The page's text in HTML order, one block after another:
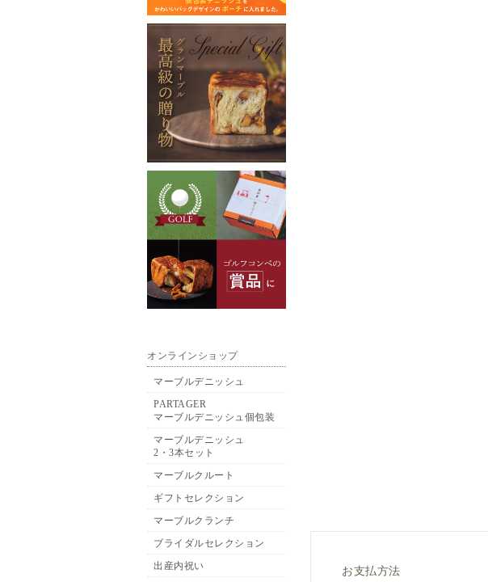
オンラインショップ
マーブルデニッシュ
PARTAGER
マーブルデニッシュ個包装
マーブルデニッシュ
2・3本セット
マーブルクルート
ギフトセレクション
マーブルクランチ
ブライダルセレクション
出産内祝い
お支払方法